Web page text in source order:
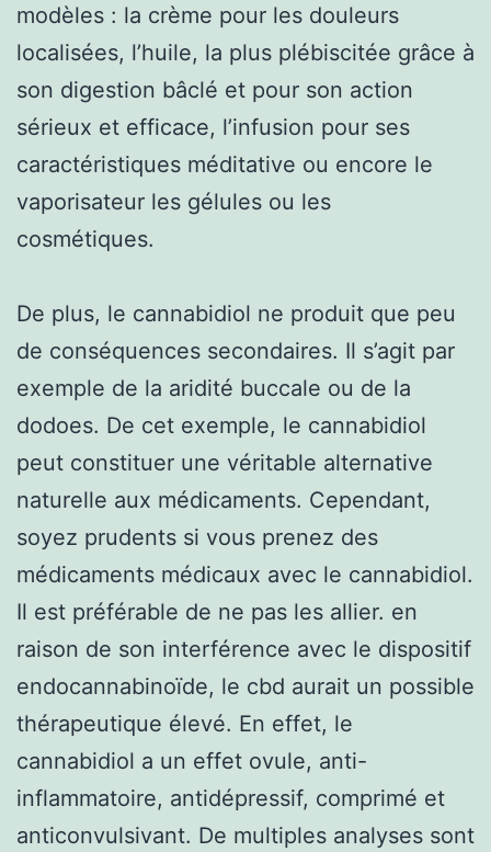
modèles : la crème pour les douleurs
localisées, l’huile, la plus plébiscitée grâce à
son digestion bâclé et pour son action
sérieux et efficace, l’infusion pour ses
caractéristiques méditative ou encore le
vaporisateur les gélules ou les
cosmétiques.
De plus, le cannabidiol ne produit que peu
de conséquences secondaires. Il s’agit par
exemple de la aridité buccale ou de la
dodoes. De cet exemple, le cannabidiol
peut constituer une véritable alternative
naturelle aux médicaments. Cependant,
soyez prudents si vous prenez des
médicaments médicaux avec le cannabidiol.
Il est préférable de ne pas les allier. en
raison de son interférence avec le dispositif
endocannabinoïde, le cbd aurait un possible
thérapeutique élevé. En effet, le
cannabidiol a un effet ovule, anti-
inflammatoire, antidépressif, comprimé et
anticonvulsivant. De multiples analyses sont